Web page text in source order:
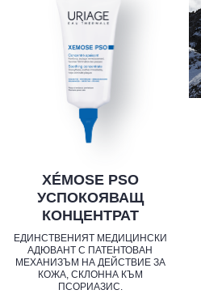
XÉMOSE PSO
УСПОКОЯВАЩ
КОНЦЕНТРАТ
ЕДИНСТВЕНИЯТ МЕДИЦИНСКИ
АДЮВАНТ С ПАТЕНТОВАН
МЕХАНИЗЪМ НА ДЕЙСТВИЕ ЗА
КОЖА, СКЛОННА КЪМ
ПСОРИАЗИС.